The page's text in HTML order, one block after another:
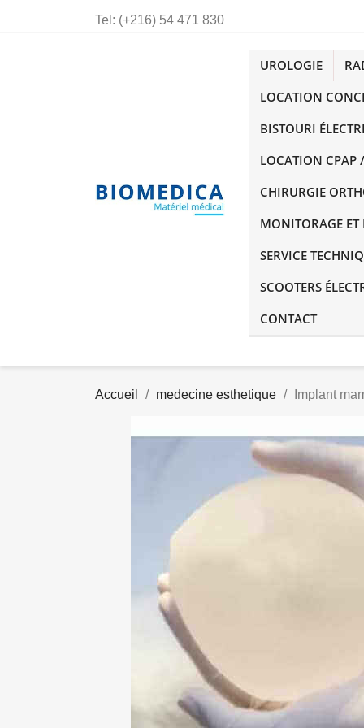
Tel: (+216) 54 471 830
UROLOGIE
LOCATION
BISTOURI
LOCATION CPAP
CHIRURGIE
MONITORAGE ET
SERVICE
SCOOTERS
CONTACT
Accueil medecine esthetique Implant